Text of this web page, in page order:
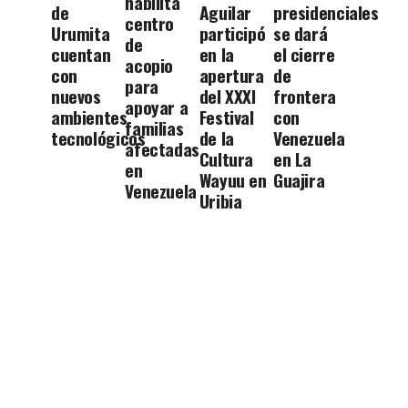
de
Urumita
cuentan
con
nuevos
ambientes
tecnológicos
centro
de
acopio
para
apoyar a
familias
afectadas
en
Venezuela
Aguilar
participó
en la
apertura
del XXXI
Festival
de la
Cultura
Wayuu en
Uribia
presidenciales
se dará
el cierre
de
frontera
con
Venezuela
en La
Guajira